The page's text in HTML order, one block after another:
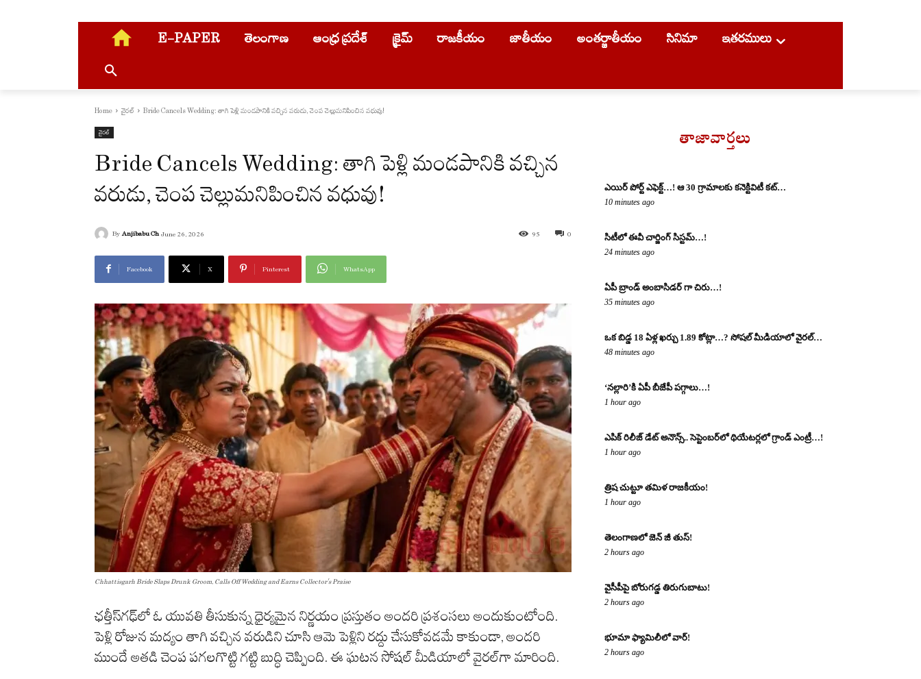
E-PAPER తెలంగాణ ఆంధ్ర ప్రదేశ్ క్రైమ్ రాజకీయం జాతీయం అంతర్జాతీయం సినిమా ఇతరములు
Home వైరల్ Bride Cancels Wedding: తాగి పెళ్లి మండపానికి వచ్చిన వరుడు, చెంప చెల్లుమనిపించిన వధువు!
వైరల్
Bride Cancels Wedding: తాగి పెళ్లి మండపానికి వచ్చిన
వరుడు, చెంప చెల్లుమనిపించిన వధువు!
By Anjibabu Ch June 26, 2026 0
95
Facebook X Pinterest WhatsApp
Chhattisgarh Bride Slaps Drunk Groom, Calls Off Wedding and Earns Collector's Praise
ఛత్తీస్‌గఢ్‌లో ఓ యువతి తీసుకున్న ధైర్యమైన నిర్ణయం ప్రస్తుతం అందరి ప్రశంసలు అందుకుంటోంది.
పెళ్లి రోజున మద్యం తాగి వచ్చిన వరుడిని చూసి ఆమె పెళ్లిని రద్దు చేసుకోవడమే కాకుండా, అందరి
ముందే అతడి చెంప పగలగొట్టి గట్టి బుద్ధి చెప్పింది. ఈ ఘటన సోషల్ మీడియాలో వైరల్‌గా మారింది.
తాజావార్తలు
ఎయిర్ పోర్ట్ ఎఫెక్ట్…! ఆ 30 గ్రామాలకు కనెక్టివిటీ కట్…
10 minutes ago
సిటీలో ఈవీ చార్జింగ్ సిస్టమ్…!
24 minutes ago
ఏపీ బ్రాండ్ అంబాసిడర్ గా చిరు…!
35 minutes ago
ఒక బిడ్డ 18 ఏళ్ల ఖర్చు 1.89 కోట్లా…? సోష‌ల్ మీడియాలో వైర‌ల్‌…
48 minutes ago
‘నల్లారి’కి ఏపీ బీజేపీ పగ్గాలు…!
1 hour ago
ఎపిక్ రిలీజ్ డేట్ అనౌన్స్.. సెప్టెంబర్‌లో థియేటర్లలో గ్రాండ్ ఎంట్రీ…!
1 hour ago
త్రిష చుట్టూ తమిళ రాజకీయం!
1 hour ago
తెలంగాణలో జెన్ జీ తుస్!
2 hours ago
వైసీపీపై బోరుగడ్డ తిరుగుబాటు!
2 hours ago
భూమా ఫ్యామిలీలో వార్!
2 hours ago